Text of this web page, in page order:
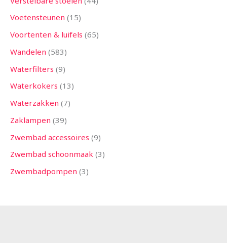
Voetensteunen 15
Voortenten & luifels 65
Wandelen 583
Waterfilters 9
Waterkokers 13
Waterzakken 7
Zaklampen 39
Zwembad accessoires 9
Zwembad schoonmaak 3
Zwembadpompen 3